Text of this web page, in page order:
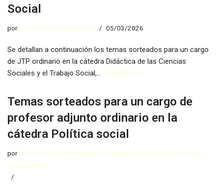
Social
porFacultad de Trabajo Social 05/03/2026
Se detallan a continuación los temas sorteados para un cargo
de JTP ordinario en la cátedra Didáctica de las Ciencias
Sociales y el Trabajo Social,… Read More »
Temas sorteados para un cargo de
profesor adjunto ordinario en la
cátedra Política social
porDirección de Publicaciones y Comunicación Facultad de Trabajo
Social (UNLP)